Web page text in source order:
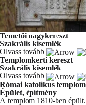
Temetői nagykereszt
Szakrális kisemlék
Olvass tovább
Templomkerti kereszt
Szakrális kisemlék
Olvass tovább
Római katolikus templom
Épület, építmény
A templom 1810-ben épült.